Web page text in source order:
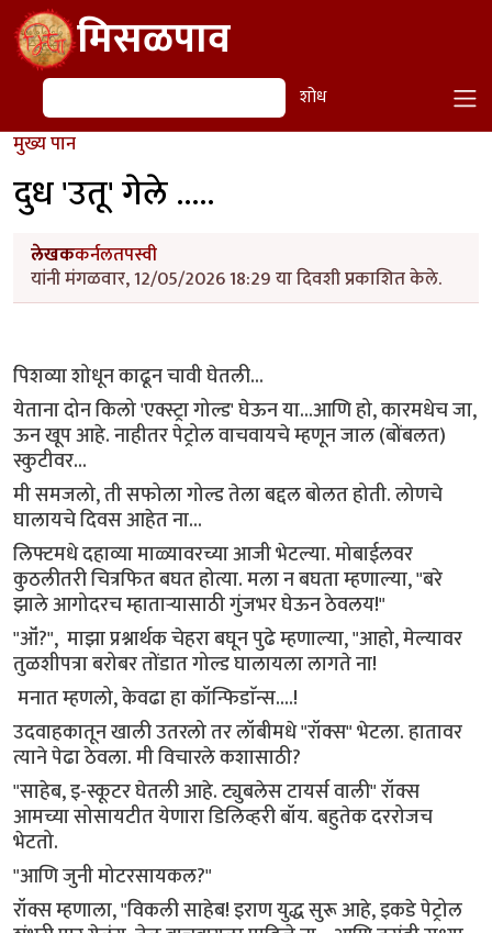
Skip to main contentमिसळपाव
शोध शोध
मुख्य पान
दुध 'उतू' गेले .....
लेखककर्नलतपस्वी
यांनी मंगळवार, 12/05/2026 18:29 या दिवशी प्रकाशित केले.
पिशव्या शोधून काढून चावी घेतली...
येताना दोन किलो 'एक्स्ट्रा गोल्ड' घेऊन या...आणि हो, कारमधेच जा,
ऊन खूप आहे. नाहीतर पेट्रोल वाचवायचे म्हणून जाल (बोंबलत)
स्कुटीवर...
मी समजलो, ती सफोला गोल्ड तेला बद्दल बोलत होती. लोणचे
घालायचे दिवस आहेत ना...
लिफ्टमधे दहाव्या माळ्यावरच्या आजी भेटल्या. मोबाईलवर
कुठलीतरी चित्रफित बघत होत्या. मला न बघता म्हणाल्या, "बरे
झाले आगोदरच म्हाताऱ्यासाठी गुंजभर घेऊन ठेवलय!"
"ऑं?", माझा प्रश्नार्थक चेहरा बघून पुढे म्हणाल्या, "आहो, मेल्यावर
तुळशीपत्रा बरोबर तोंडात गोल्ड घालायला लागते ना!
मनात म्हणलो, केवढा हा कॉन्फिडाॅन्स....!
उदवाहकातून खाली उतरलो तर लॉबीमधे "रॉक्स" भेटला. हातावर
त्याने पेढा ठेवला. मी विचारले कशासाठी?
"साहेब, इ-स्कूटर घेतली आहे. ट्युबलेस टायर्स वाली" रॉक्स
आमच्या सोसायटीत येणारा डिलिव्हरी बॉय. बहुतेक दररोजच
भेटतो.
"आणि जुनी मोटरसायकल?"
रॉक्स म्हणाला, "विकली साहेब! इराण युद्ध सुरू आहे, इकडे पेट्रोल